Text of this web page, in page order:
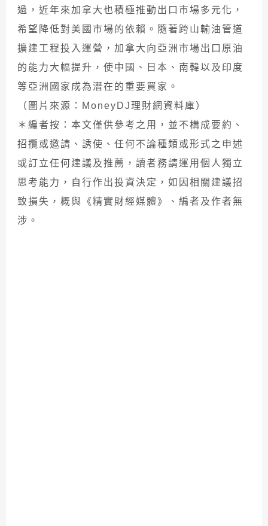
過，近年來加拿大也積極推動出口市場多元化，
希望降低對美國市場的依賴。隨著跨山輸油管道
擴建工程投入運營，加拿大向亞洲市場出口原油
的能力大幅提升，使中國、日本、南韓以及印度
等亞洲國家成為潛在的重要買家。
（圖片來源：MoneyDJ理財網資料庫）
＊編者按：本文僅供參考之用，並不構成要約、
招攬或邀請、誘使、任何不論種類或形式之申述
或訂立任何建議及推薦，讀者務請運用個人獨立
思考能力，自行作出投資決定，如因相關建議招
致損失，概與《精實財經媒體》、編者及作者無
涉。